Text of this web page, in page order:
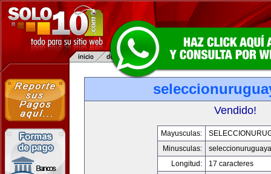
Vendido!
Mayusculas:
Minusculas:
Longitud:
17 caracteres